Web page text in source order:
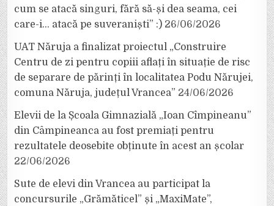
cum se atacă singuri, fără să-și dea seama, cei
care-i… atacă pe suveraniști” :) 26/06/2026
UAT Năruja a finalizat proiectul „Construire
Centru de zi pentru copiii aflați în situație de risc
de separare de părinți în localitatea Podu Nărujei,
comuna Năruja, județul Vrancea” 24/06/2026
Elevii de la Școala Gimnazială „Ioan Cîmpineanu”
din Câmpineanca au fost premiați pentru
rezultatele deosebite obținute în acest an școlar
22/06/2026
Sute de elevi din Vrancea au participat la
concursurile „Grămăticel” și „MaxiMate”,